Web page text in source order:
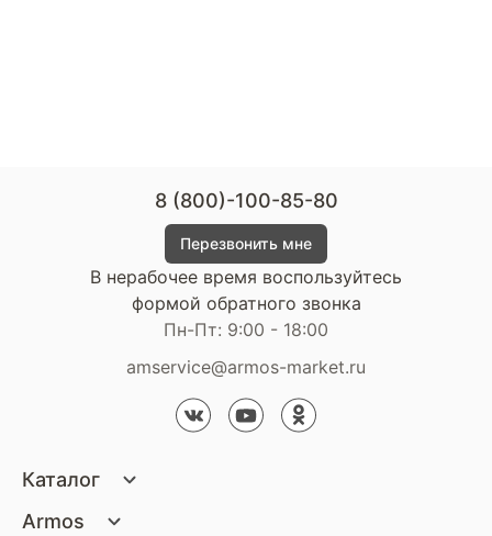
Каталог
Armos
8 (800)-100-85-80
Перезвонить мне
В нерабочее время воспользуйтесь
формой обратного звонка
Пн-Пт: 9:00 - 18:00
amservice@armos-market.ru